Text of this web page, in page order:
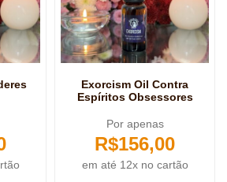
Exorcism Oil Contra
Espíritos Obsessores
Por apenas
R$156,00
em até 12x no cartão